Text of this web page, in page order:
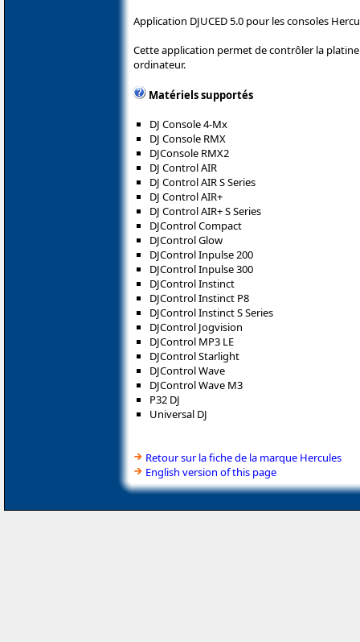
Application DJUCED 5.0 pour les consoles
Cette application permet de contrôler la
ordinateur.
Matériels supportés
DJ Console 4-Mx
DJ Console RMX
DJConsole RMX2
DJ Control AIR
DJ Control AIR S Series
DJ Control AIR+
DJ Control AIR+ S Series
DJControl Compact
DJControl Glow
DJControl Inpulse 200
DJControl Inpulse 300
DJControl Instinct
DJControl Instinct P8
DJControl Instinct S Series
DJControl Jogvision
DJControl MP3 LE
DJControl Starlight
DJControl Wave
DJControl Wave M3
P32 DJ
Universal DJ
Retour sur la fiche de la marque Hercules
English version of this page